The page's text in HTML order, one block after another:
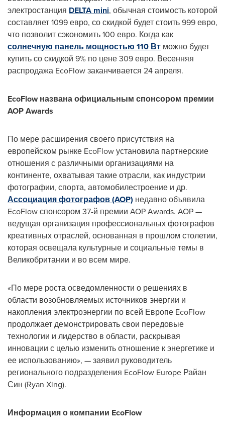
электростанция DELTA mini, обычная стоимость которой
составляет 1099 евро, со скидкой будет стоить 999 евро,
что позволит сэкономить 100 евро. Когда как
солнечную панель мощностью 110 Вт можно будет
купить со скидкой 9% по цене 309 евро. Весенняя
распродажа EcoFlow заканчивается 24 апреля.
EcoFlow названа официальным спонсором премии
AOP Awards
По мере расширения своего присутствия на
европейском рынке EcoFlow установила партнерские
отношения с различными организациями на
континенте, охватывая такие отрасли, как индустрии
фотографии, спорта, автомобилестроение и др.
Ассоциация фотографов (AOP) недавно объявила
EcoFlow спонсором 37-й премии AOP Awards. AOP —
ведущая организация профессиональных фотографов
креативных отраслей, основанная в прошлом столетии,
которая освещала культурные и социальные темы в
Великобритании и во всем мире.
«По мере роста осведомленности о решениях в
области возобновляемых источников энергии и
накопления электроэнергии по всей Европе EcoFlow
продолжает демонстрировать свои передовые
технологии и лидерство в области, раскрывая
инновации с целью изменить отношение к энергетике и
ее использованию», — заявил руководитель
регионального подразделения EcoFlow Europe Райан
Син (Ryan Xing).
Информация о компании EcoFlow